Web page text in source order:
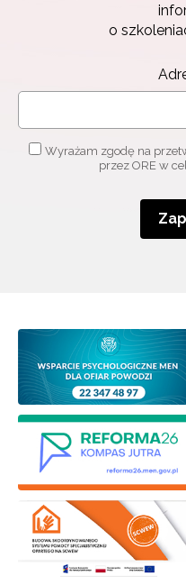
o
Wyrażam zgodę na
przez ORE w
Zapisz się i bądź na
informacjami
Wyrażam zgodę na
osobowych przez ORE w